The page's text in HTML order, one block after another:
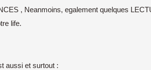
, Neanmoins, egalement quelques
life.
aussi et surtout :